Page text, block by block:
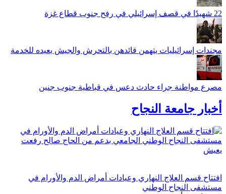
22 شهيدًا في قصف إسرائيلي في رفح جنوب قطاع غزة
مجندات إسرائيليات يتهمن قائدهن بالتحرش والجيش يعيده للخدمة
مصرع مواطنة جراء حادث دعس في قباطية جنوب جنين
أخبار جامعة النجاح
افتتاح قسم العلاج النهاري وعيادات أمراض الدم والأورام في
مستشفى النجاح الوطني